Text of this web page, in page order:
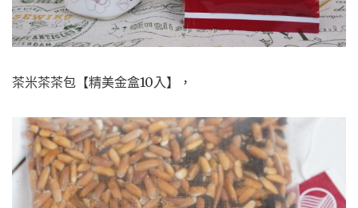
茶米茶茶包【精美金盒10入】，